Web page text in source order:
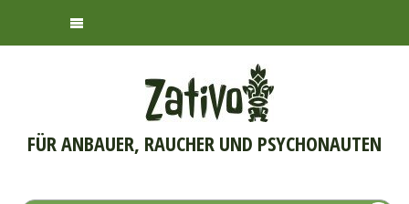
FÜR ANBAUER, RAUCHER UND PSYCHONAUTEN